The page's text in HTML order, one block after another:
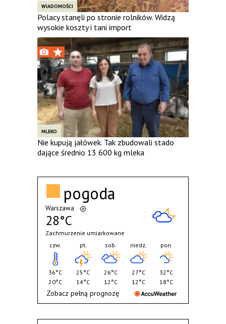
WIADOMOŚCI
Polacy stanęli po stronie rolników. Widzą
wysokie koszty i tani import
MLEKO
Nie kupują jałówek. Tak zbudowali stado
dające średnio 13 600 kg mleka
pogoda
Warszawa
28°C
Zachmurzenie umiarkowane
czw.
36°C
20°C
pt.
25°C
14°C
sob.
26°C
12°C
niedz.
27°C
12°C
pon.
32°C
18°C
Zobacz pełną prognozę